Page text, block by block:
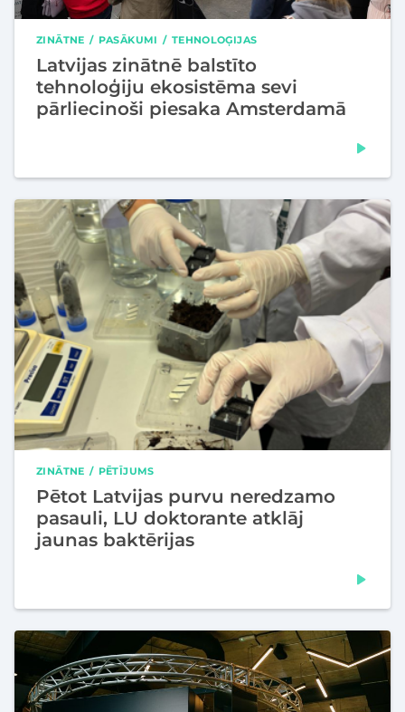
ZINĀTNE PASĀKUMI TEHNOLOĢIJAS
Latvijas zinātnē balstīto
tehnoloģiju ekosistēma sevi
pārliecinoši piesaka Amsterdamā
ZINĀTNE PĒTĪJUMS
Pētot Latvijas purvu neredzamo
pasauli, LU doktorante atklāj
jaunas baktērijas